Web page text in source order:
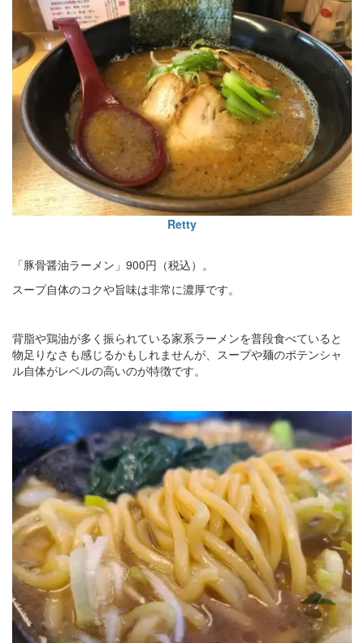
Retty
「豚骨醤油ラーメン」900円（税込）。
スープ自体のコクや旨味は非常に濃厚です。
背脂や鶏油が多く振られている家系ラーメンを普段食べていると
物足りなさも感じるかもしれませんが、スープや麺のポテンシャ
ル自体がレベルの高いのが特徴です。